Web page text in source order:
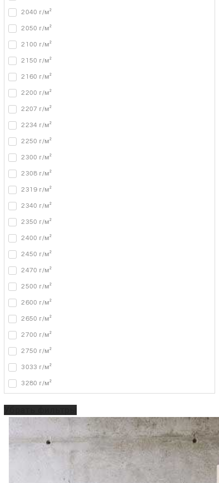
2040 г/м²
2050 г/м²
2100 г/м²
2150 г/м²
2160 г/м²
2200 г/м²
2207 г/м²
2234 г/м²
2250 г/м²
2300 г/м²
2308 г/м²
2319 г/м²
2340 г/м²
2350 г/м²
2400 г/м²
2450 г/м²
2470 г/м²
2500 г/м²
2600 г/м²
2650 г/м²
2700 г/м²
2750 г/м²
3033 г/м²
3280 г/м²